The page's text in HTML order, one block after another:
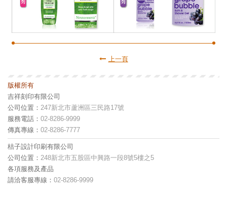
上一頁
版權所有
吉祥刻印有限公司
公司位置： 247新北市蘆洲區三民路17號
服務電話： 02-8286-9999
傳真專線： 02-8286-7777
桔子設計印刷有限公司
公司位置： 248新北市五股區中興路一段8號5樓之5
各項服務及產品
請洽客服專線： 02-8286-9999